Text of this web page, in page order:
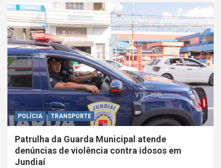
POLÍCIA TRANSPORTE
Patrulha da Guarda Municipal atende
denúncias de violência contra idosos em
Jundiaí